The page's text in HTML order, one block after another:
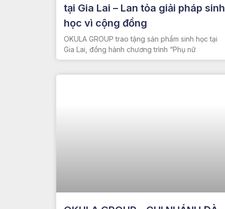
tại Gia Lai – Lan tỏa giải pháp sinh
học vì cộng đồng
OKULA GROUP trao tặng sản phẩm sinh học tại
Gia Lai, đồng hành chương trình “Phụ nữ